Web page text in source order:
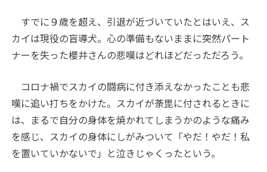
すでに９歳を超え、引退が近づいていたとはいえ、ス
カイは現役の盲導犬。心の準備もないままに突然パート
ナーを失った櫻井さんの悲嘆はどれほどだっただろう。
コロナ禍でスカイの闘病に付き添えなかったことも悲
嘆に追い打ちをかけた。スカイが荼毘に付されるときに
は、まるで自分の身体を焼かれてしまうかのような痛み
を感じ、スカイの身体にしがみついて「やだ！やだ！私
を置いていかないで」と泣きじゃくったという。